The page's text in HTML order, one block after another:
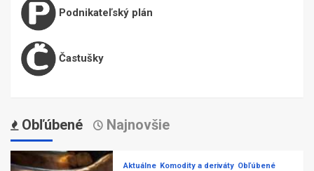
Podnikateľský plán
Častušky
Obľúbené Najnovšie
Aktuálne Komodity a deriváty Obľúbené